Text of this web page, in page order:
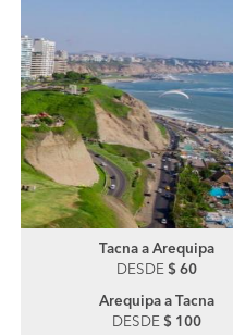
Marcona a Nazca
DESDE$ 110
Nazca a Marcona
DESDE $ 40
Tacna a Arequipa
DESDE $ 60
Arequipa a Tacna
DESDE $ 100